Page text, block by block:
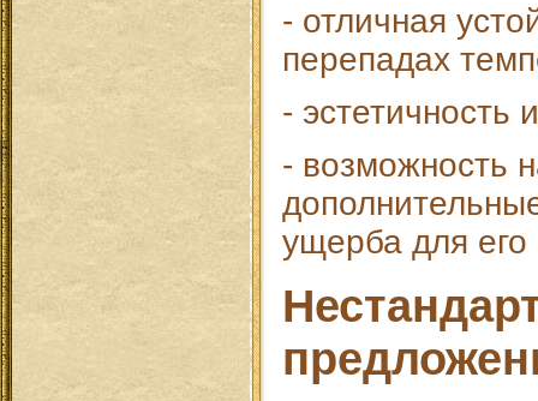
- отличная
перепадах
- эстетичность
- возможность
ущерба для его